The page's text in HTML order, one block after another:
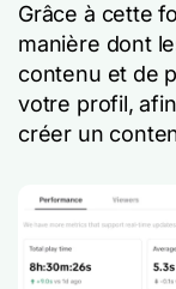
Grâce à cette
manière dont
contenu et de
votre profil,
créer un